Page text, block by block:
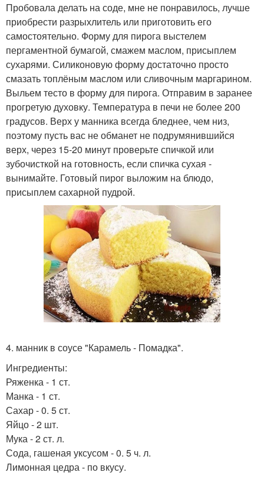
Пробовала делать на соде, мне не понравилось, лучше
приобрести разрыхлитель или приготовить его
самостоятельно. Форму для пирога выстелем
пергаментной бумагой, смажем маслом, присыплем
сухарями. Силиконовую форму достаточно просто
смазать топлёным маслом или сливочным маргарином.
Выльем тесто в форму для пирога. Отправим в заранее
прогретую духовку. Температура в печи не более 200
градусов. Верх у манника всегда бледнее, чем низ,
поэтому пусть вас не обманет не подрумянившийся
верх, через 15-20 минут проверьте спичкой или
зубочисткой на готовность, если спичка сухая -
вынимайте. Готовый пирог выложим на блюдо,
присыплем сахарной пудрой.
4. манник в соусе "Карамель - Помадка".
Ингредиенты:
Ряженка - 1 ст.
Манка - 1 ст.
Сахар - 0. 5 ст.
Яйцо - 2 шт.
Мука - 2 ст. л.
Сода, гашеная уксусом - 0. 5 ч. л.
Лимонная цедра - по вкусу.